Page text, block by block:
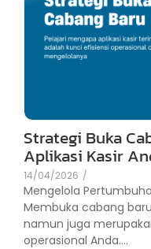
Strategi Buka
Aplikasi Kasir
14/04/2026 /
Mengelola
Membuka cabang
namun juga
operasional Anda....